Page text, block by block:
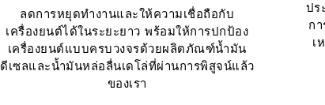
ลดการหยุดทำงานและให้ความเชื่อถือกับ
เครื่องยนต์ได้ในระยะยาว พร้อมให้การปกป้อง
เครื่องยนต์แบบครบวงจรด้วยผลิตภัณฑ์น้ำมัน
ดีเซลและน้ำมันหล่อลื่นเดโล่ที่ผ่านการพิสูจน์แล้ว
ของเรา
ปร
ก
เ